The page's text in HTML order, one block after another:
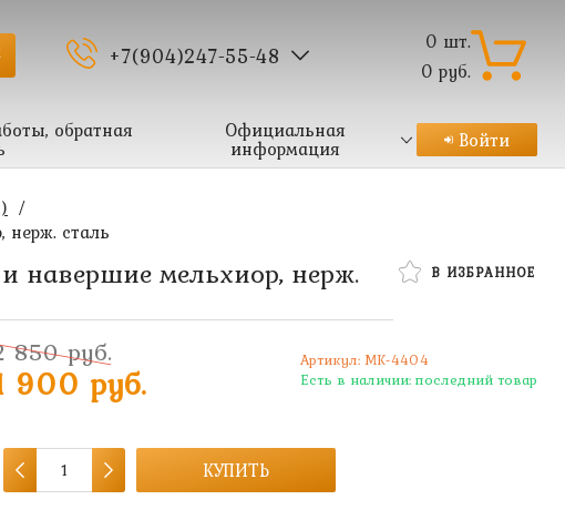
+7(904)247-55-48 0 шт.
0 руб.
обратная Официальная
информация Войти
/
нерж. сталь
В ИЗБРАННОЕ
навершие мельхиор, нерж.
850 руб.
900 руб.
Артикул: MK-4404
Есть в наличии: последний товар
КУПИТЬ